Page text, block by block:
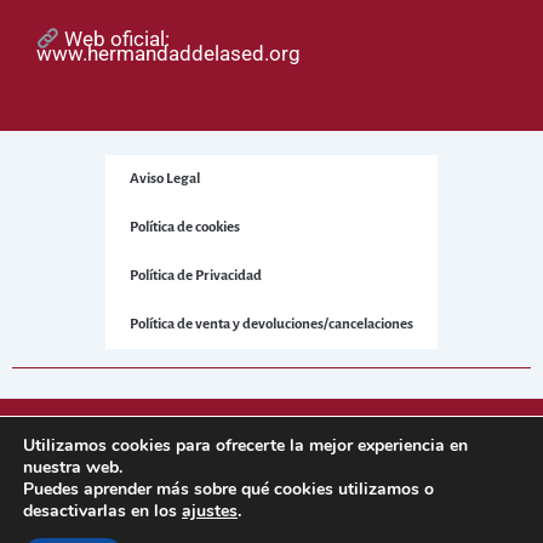
Web oficial:
www.hermandaddelased.org
Aviso Legal
Política de cookies
Política de Privacidad
Política de venta y devoluciones/cancelaciones
Sitio web desarrollado porNetNerman– Gestión Integral de
Utilizamos cookies para ofrecerte la mejor experiencia en
nuestra web.
Puedes aprender más sobre qué cookies utilizamos o
desactivarlas en los ajustes.